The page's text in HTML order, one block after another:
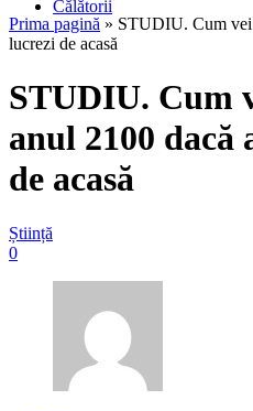
Călătorii
Prima pagină » STUDIU. Cum vei
lucrezi de acasă
STUDIU. Cum
anul 2100 dacă
de acasă
Știință
0